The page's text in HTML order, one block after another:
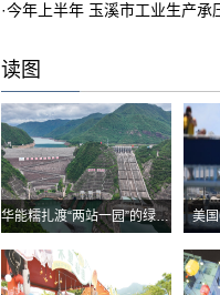
·今年上半年 玉溪市工业生产承
读图
华能糯扎渡“两站一园”的绿色实践 美